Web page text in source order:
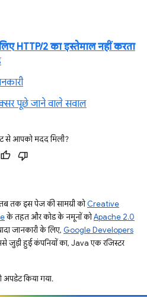
HTTP/2 का इस्तेमाल नहीं करता
पूछे जाने वाले सवाल
से आपको मदद मिली?
तक इस पेज की सामग्री कोCreative
के तहत और कोड के नमूनों कोApache 2.0
जानकारी के लिए, Google Developers
हुई कंपनियों का, Java एक रजिस्टर
किया गया.